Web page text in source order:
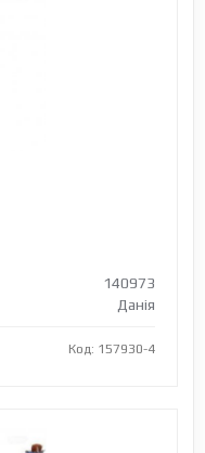
140973
Данія
Код: 157930-4